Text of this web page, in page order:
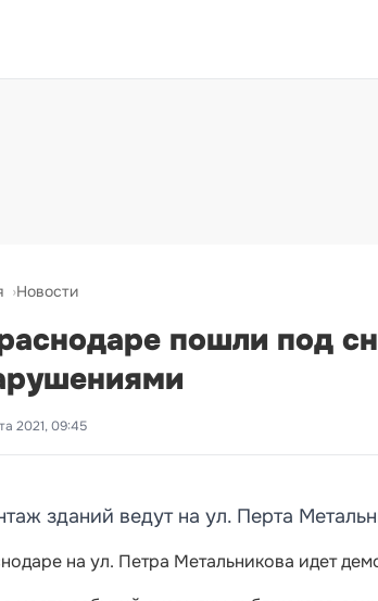
Новости
пошли под
2021, 09:45
зданий ведут на ул. Перта
на ул. Петра Метальникова идет